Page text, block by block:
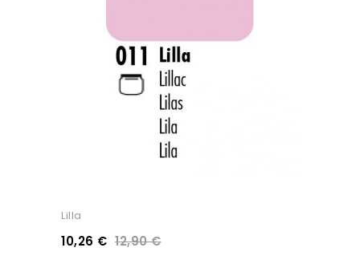
Lilla
10,26 € 12,90 €